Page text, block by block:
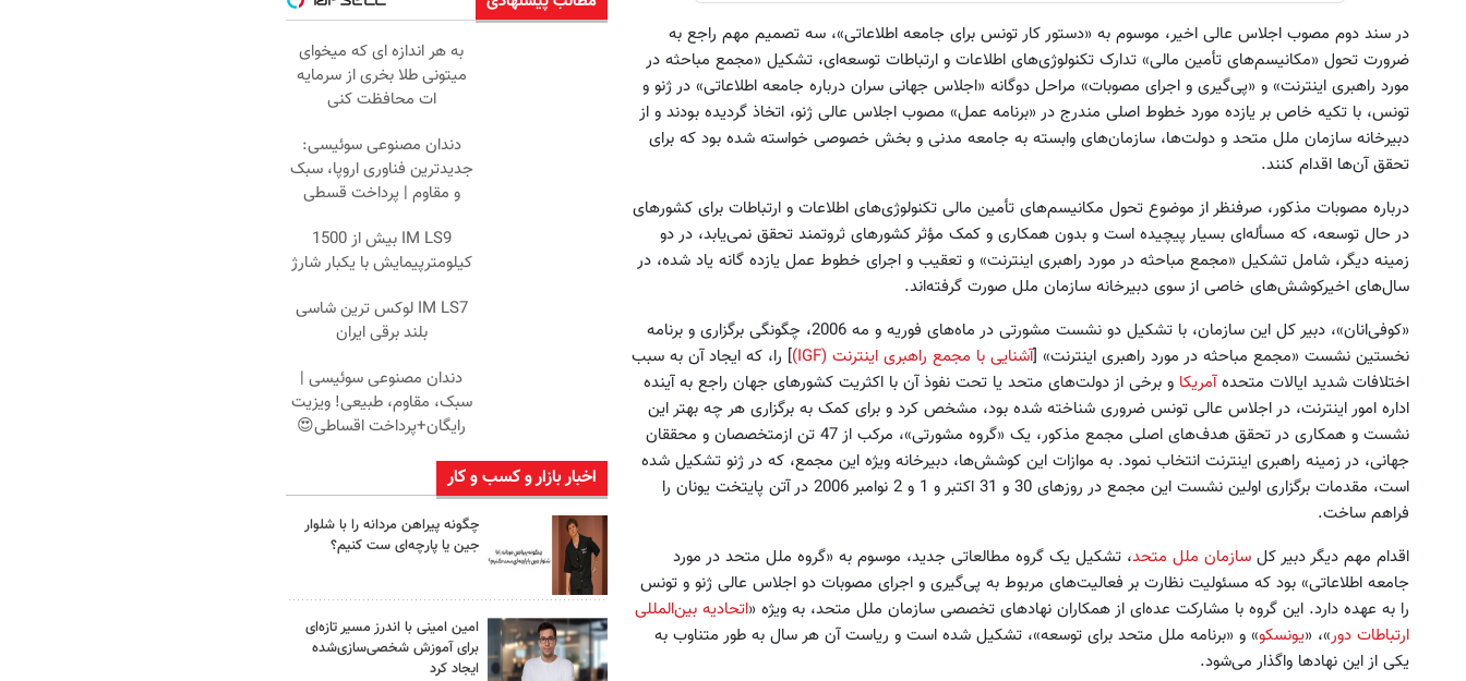
در سند دوم مصوب اجلاس عالی اخیر، موسوم به «دستور کار تونس برای جامعه اطلاعاتی»، سه تصمیم مهم راجع به
ضرورت تحول «مکانیسم‌های تأمین مالی» تدارک تکنولوژی‌های اطلاعات و ارتباطات توسعه‌ای، تشکیل «مجمع مباحثه در
مورد راهبری اینترنت» و «پی‌گیری و اجرای مصوبات» مراحل دوگانه «اجلاس جهانی سران درباره جامعه ‌اطلاعاتی» در ژنو و
تونس، با تکیه خاص بر یازده مورد خطوط اصلی مندرج در «برنامه عمل» مصوب اجلاس عالی ژنو، اتخاذ گردیده بودند و از
دبیرخانه سازمان ملل متحد و دولت‌ها، سازمان‌‌‌های وابسته به جامعه مدنی و بخش خصوصی خواسته شده بود که برای
تحقق آن‌ها اقدام کنند.
درباره مصوبات مذکور، صرفنظر از موضوع تحول مکانیسم‌های تأمین مالی تکنولوژی‌های اطلاعات و ارتباطات برای کشورهای
در حال توسعه، که مسأله‌ای بسیار پیچیده است و بدون همکاری و کمک مؤثر کشورهای ثروتمند تحقق نمی‌یابد، در دو
زمینه دیگر، شامل تشکیل «مجمع مباحثه در مورد راهبری اینترنت» و تعقیب و اجرای خطوط عمل یازده‌ گانه یاد شده، در
سال‌های اخیرکوشش‌های خاصی از سوی دبیرخانه سازمان ملل صورت گرفته‌اند.
«کوفی‌انان»، دبیر کل این سازمان، با تشکیل دو نشست مشورتی در ماه‌های فوریه و مه 2006، چگونگی برگزاری و برنامه
نخستین نشست «مجمع مباحثه در مورد راهبری اینترنت» [آشنایی با مجمع راهبری اینترنت (IGF)
] را، که ایجاد آن به سبب
اختلافات شدید ایالات متحدهآمریکا و برخی از دولت‌های متحد یا تحت نفوذ آن با اکثریت کشورهای جهان راجع به آینده
اداره امور اینترنت، در اجلاس عالی تونس ضروری شناخته شده بود، مشخص کرد و برای کمک به برگزاری هر چه بهتر این
نشست و همکاری در تحقق هدف‌های اصلی مجمع مذکور، یک «گروه مشورتی»، مرکب از 47 تن ازمتخصصان و محققان
جهانی، در زمینه راهبری اینترنت انتخاب نمود. به موازات این کوشش‌ها، دبیرخانه ویژه این مجمع، که در ژنو تشکیل شده
است، مقدمات برگزاری اولین نشست این مجمع در روزهای 30 و 31 اکتبر و 1 و 2 نوامبر 2006 در آتن پایتخت یونان را
فراهم ساخت.
اقدام مهم دیگر دبیر کل سازمان ملل متحد، تشکیل یک گروه مطالعاتی جدید، موسوم به «گروه ملل متحد در مورد
جامعه اطلاعاتی» بود که مسئولیت نظارت بر فعالیت‌های مربوط به پی‌گیری و اجرای مصوبات دو اجلاس عالی ژنو و تونس
را به عهده دارد. این گروه با مشارکت عده‌ای از همکاران نهادهای تخصصی سازمان ملل متحد، به ویژه «اتحادیه بین‌المللی
ارتباطات دور»، «یونسکو» و «برنامه ملل متحد برای توسعه»، تشکیل شده است و ریاست آن هر سال به طور متناوب به
یکی از این نهادها واگذار می‌شود.
به هر اندازه ای که میخوای
میتونی طلا بخری از سرمایه
ات محافظت کنی
دندان مصنوعی سوئیسی:
جدیدترین فناوری اروپا، سبک
و مقاوم | پرداخت قسطی
IM LS9 بیش از 1500
کیلومترپیمایش با یکبار شارژ
IM LS7 لوکس ترین شاسی
بلند برقی ایران
دندان مصنوعی سوئیسی |
سبک، مقاوم، طبیعی! ویزیت
رایگان+پرداخت اقساطی😍
اخبار بازار و کسب و کار
چگونه پیراهن مردانه را با شلوار
جین یا پارچه‌ای ست کنیم؟
امین امینی با اندرز مسیر تازه‌ای
برای آموزش شخصی‌سازی‌شده
ایجاد کرد